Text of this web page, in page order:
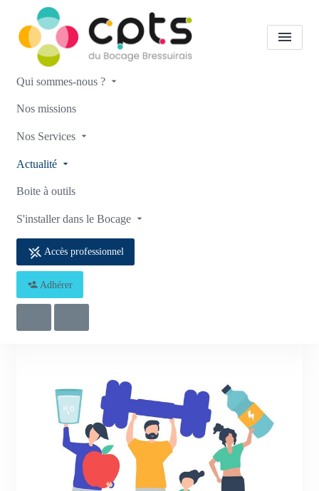
Qui sommes-nous ?
Nos missions
Nos Services
Actualité
Boite à outils
S'installer dans le Bocage
Accès professionnel
Adhérer
Notre actualité
Physique Adaptée à destination
des personnes atteintes de la
Activité Physique Adaptée à destination des personnes atteintes de la
maladie de Parkinson